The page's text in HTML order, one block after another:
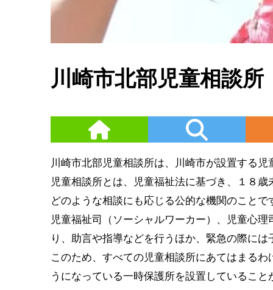
川崎市北部児童相談所
川崎市北部児童相談所は、川崎市が設置する児
児童相談所とは、児童福祉法に基づき、１８
どのような相談にも応じる公的な機関のことで
児童福祉司（ソーシャルワーカー）、児童心
り、助言や指導などを行うほか、緊急の際に
このため、すべての児童相談所にあてはまる
うになっている一時保護所を設置していること